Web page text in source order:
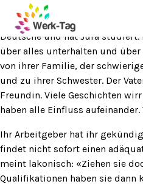
Nur ein Stück Stoff – Toleranz
Wir haben uns an einer
Deutsche und hat Jura studiert.
über alles unterhalten und
von ihrer Familie, der
und zu ihrer Schwester. Der
Freundin. Viele Geschichten
haben alle Einfluss
Ihr Arbeitgeber hat ihr
findet nicht sofort einen
meint lakonisch: «Ziehen sie
Qualifikationen haben sie dann